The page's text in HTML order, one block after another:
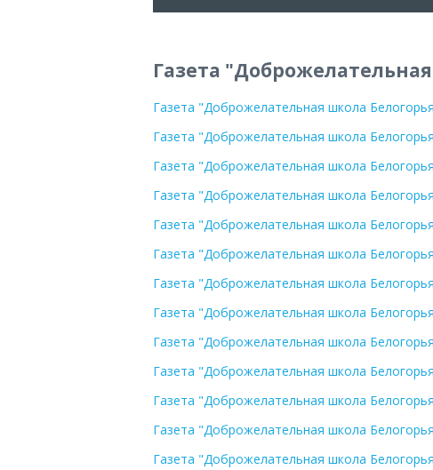
Газета
Газета "Доброжелательная школа
Газета "Доброжелательная школа
Газета "Доброжелательная школа
Газета "Доброжелательная школа
Газета "Доброжелательная школа
Газета "Доброжелательная школа
Газета "Доброжелательная школа
Газета "Доброжелательная школа
Газета "Доброжелательная школа
Газета "Доброжелательная школа
Газета "Доброжелательная школа
Газета "Доброжелательная школа
Газета "Доброжелательная школа